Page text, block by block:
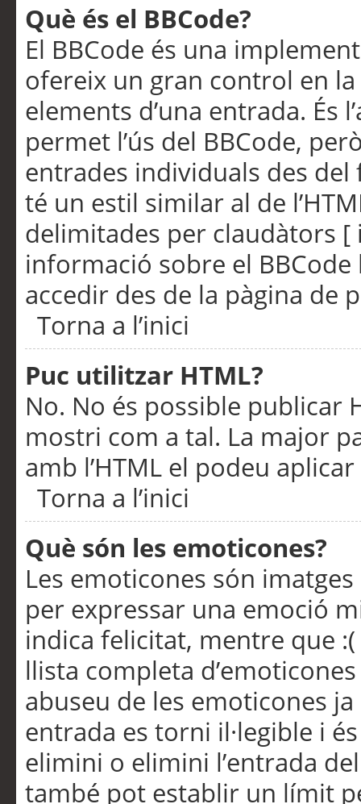
Què és el BBCode?
El BBCode és una
ofereix un gran control en
elements d’una entrada. És
permet l’ús del BBCode,
entrades individuals des
té un estil similar al de
delimitades per claudàtors [
informació sobre el
accedir des de la pàgina de
Torna a l’inici
Puc utilitzar HTML?
No. No és possible publicar
mostri com a tal. La major
amb l’HTML el podeu
Torna a l’inici
Què són les emoticones?
Les emoticones són
per expressar una emoció
indica felicitat, mentre que
llista completa
abuseu de les emoticones
entrada es torni il·legible i
elimini o elimini l’entrada
també pot establir un límit